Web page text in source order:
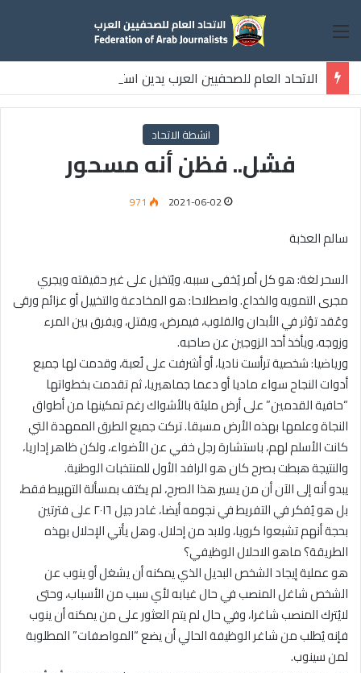
القائمة
الاتحاد العام للصحفيين العرب يدين استشهاد
ثلاثة صحفيين فلسطينيين باستهداف إسرائيلي وسط قطاع غزة
انشطة الاتحاد
فشل.. فظن أنه مسحور
2021-06-02
971
سالم العذبة
السحر لغة: هو كل أمر يُخفى سببه، ويُتخيل على غير حقيقته ويجري
مجرى التمويه والخداع. واصطلاحا: هو المخادعة والتخييل أو عزائم ورقى
وعُقد تؤثر في الأبدان والقلوب، فيمرض، ويقتل، ويفرق بين المرء
وزوجه، ويأخذ أحد الزوجين عن صاحبه.
ورياضيا: شخصية ترأست ناديا، أو أشرفت على لُعبة، وقدمت لها جميع
أدوات النجاح سواء ماديا أو دعما جماهيريا، ثم تقدمت بخطواتها
“حافية القدمين” على أرض مليئة بالأشواك رغم تمكينها من أطواق
النجاة وعلمها بهذه الأرض مسبقا. تركت جميع الطرق الممهدة التي
كانت الأسلم لهم، باستشارة رجل خفي عن الأضواء، ولكن ظاهر إداريا،
والنتيجة هبطت بصرح كان هو الرافد الأول للمنتخبات الوطنية.
يبدو أنه إلى الآن أن من يسير هذا الصرح، لم يكتف بمسألة التهبيط فقط،
بل هو يُفكر في التفريط في نجومه أيضا، غادر جيل ٢٠١٦ على فترتين
بحجة أنهم تشبعوا كرويا، ولابد من إحلال. وهل يأتي الإحلال بهذه
الطريقة؟ ماهو الاحلال الوظيفي؟
هو عملية إيجاد الشخص البديل الذي يمكنه أن يشغل أو ينوب عن
الشخص شاغل المنصب في حال غيابه لأي سبب من الأسباب، وحتى
لايُترك المنصب شاغرا، وفي حال لم يتم العثور على من يمكنه أن ينوب
فإنه يُطلب من شاغر الوظيفة الحالي أن يضع “المواصفات” المطلوبة
لمن سينوب.